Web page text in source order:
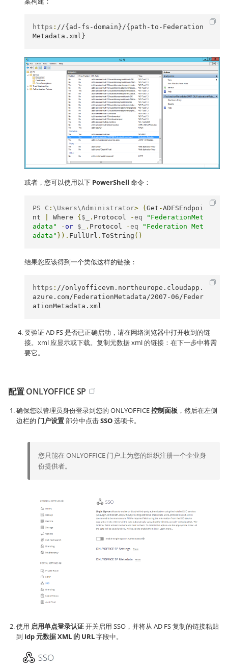
https : //{ad-fs-domain}/{path-to-Federation
Metadata.xml}
或者，您可以使用以下 PowerShell 命令：
PS C : \Users\Administrator> ( Get -ADFSEndpoi
nt
Where { $_ . Protocol -eq
"FederationMet
adata"
- or $_ . Protocol -eq
"Federation Met
adata" }). FullUrl . ToString ()
结果您应该得到一个类似这样的链接：
https : //onlyofficevm.northeurope.cloudapp.
azure.com/FederationMetadata/2007-06/Feder
ationMetadata.xml
要验证 AD FS 是否已正确启动，请在网络浏览器中打开收到的链
接。xml 应显示或下载。复制元数据 xml 的链接：在下一步中将需
要它。
配置 ONLYOFFICE SP
确保您以管理员身份登录到您的 ONLYOFFICE控制面板 ，然后在左侧
边栏的 门户设置部分中点击SSO选项卡。
您只能在 ONLYOFFICE 门户上为您的组织注册一个企业身
份提供者。
使用 启用单点登录认证开关启用 SSO，并将从 AD FS 复制的链接粘贴
到 Idp 元数据 XML 的 URL字段中。